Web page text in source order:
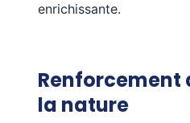
enrichissante.
Renforcement
la nature